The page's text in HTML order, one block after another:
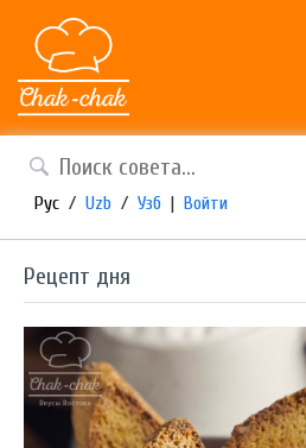
Рус / Uzb / Узб | Войти
Рецепт дня